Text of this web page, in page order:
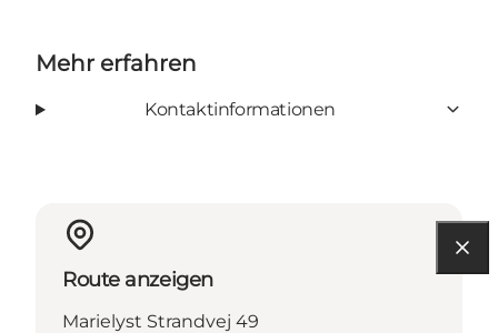
Mehr erfahren
Kontaktinformationen
Route anzeigen
Marielyst Strandvej 49